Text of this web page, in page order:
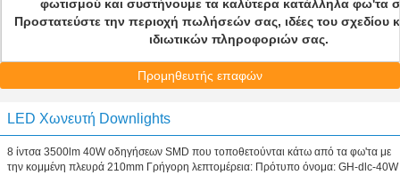
φωτισμού και συστήνουμε τα καλύτερα κατάλληλα
Προστατεύστε την περιοχή πωλήσεών σας, ιδέες του σχεδίου
ιδιωτικών πληροφοριών σας.
Προμηθευτής επαφών
LED Χωνευτή Downlights
8 ίντσα 3500lm 40W οδηγήσεων SMD που τοποθετούνται κάτω από τα φω'τα με
την κομμένη πλευρά 210mm Γρήγορη λεπτομέρεια: Πρότυπο όνομα: GH-dlc-40W